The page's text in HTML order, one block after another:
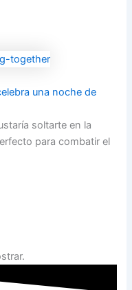
una noche de
soltarte en la
para combatir el